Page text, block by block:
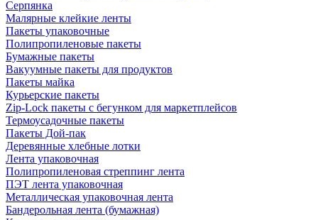
Серпянка
Малярные клейкие ленты
Пакеты упаковочные
Полипропиленовые пакеты
Бумажные пакеты
Вакуумные пакеты для продуктов
Пакеты майка
Курьерские пакеты
Zip-Lock пакеты с бегунком для маркетплейсов
Термоусадочные пакеты
Пакеты Дой-пак
Деревянные хлебные лотки
Лента упаковочная
Полипропиленовая стреппинг лента
ПЭТ лента упаковочная
Металлическая упаковочная лента
Бандерольная лента (бумажная)